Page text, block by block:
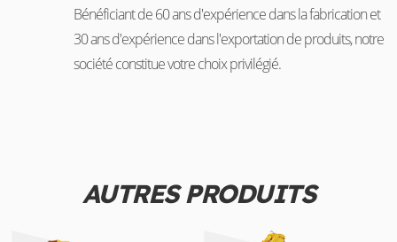
Bénéficiant de 60 ans d'expérience dans la fabrication et
30 ans d'expérience dans l'exportation de produits, notre
société constitue votre choix privilégié.
AUTRES PRODUITS